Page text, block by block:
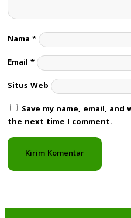
Nama *
Email *
Situs Web
Save my name, email,
the next time I comment.